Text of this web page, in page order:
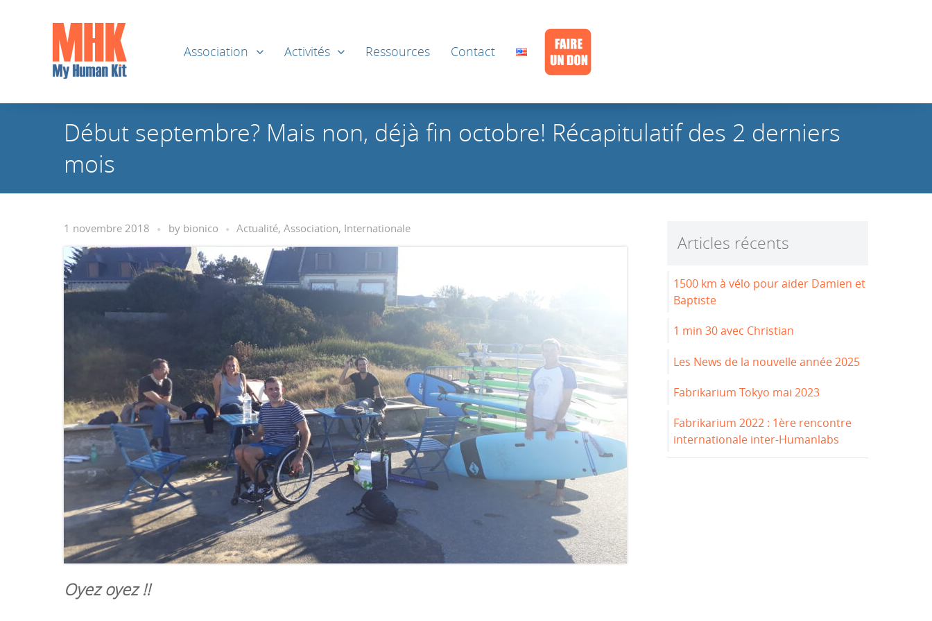
Association Activités Ressources Contact
Début septembre? Mais non, déjà fin octobre! Récapitulatif des 2 derniers
mois
1 novembre 2018 by bionico Actualité,Association, Internationale
Oyez oyez !!
Articles récents
1500 km à vélo pour aider Damien et
Baptiste
1 min 30 avec Christian
Les News de la nouvelle année 2025
Fabrikarium Tokyo mai 2023
Fabrikarium 2022 : 1ère rencontre
internationale inter-Humanlabs